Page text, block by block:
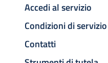
Accedi al servizio
Condizioni di servizio
Contatti